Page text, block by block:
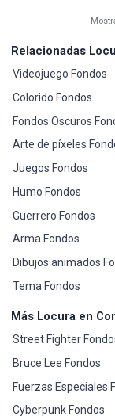
Relacionadas
Videojuego Fondos
Colorido Fondos
Fondos Oscuros
Arte de píxeles
Juegos Fondos
Humo Fondos
Guerrero Fondos
Arma Fondos
Dibujos animados
Tema Fondos
Más Locura en
Street Fighter
Bruce Lee Fondos
Fuerzas Especiales
Cyberpunk Fondos